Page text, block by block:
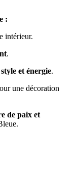
:
intérieur.
.
et énergie.
une décoration
de paix et